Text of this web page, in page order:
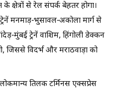
क्षेत्रों से रेल संपर्क बेहतर होगा।
मनमाड़-भुसावल-अकोला मार्ग से
मुंबई ट्रेनें वाशिम, हिंगोली डेक्कन
जिससे विदर्भ और मराठवाड़ा को
तिलक टर्मिनस एक्सप्रेस